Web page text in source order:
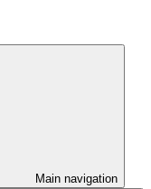
Main navigation